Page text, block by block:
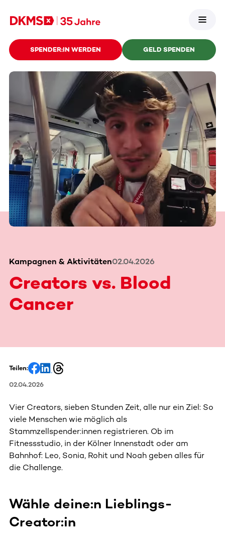
SPENDER:IN WERDEN GELD SPENDEN
Kampagnen & Aktivitäten02.04.2026
Creators vs. Blood
Cancer
Teilen:
02.04.2026
Vier Creators, sieben Stunden Zeit, alle nur ein Ziel: So
viele Menschen wie möglich als
Stammzellspender:innen registrieren. Ob im
Fitnessstudio, in der Kölner Innenstadt oder am
Bahnhof: Leo, Sonia, Rohit und Noah geben alles für
die Challenge.
Wähle deine:n Lieblings-
Creator:in